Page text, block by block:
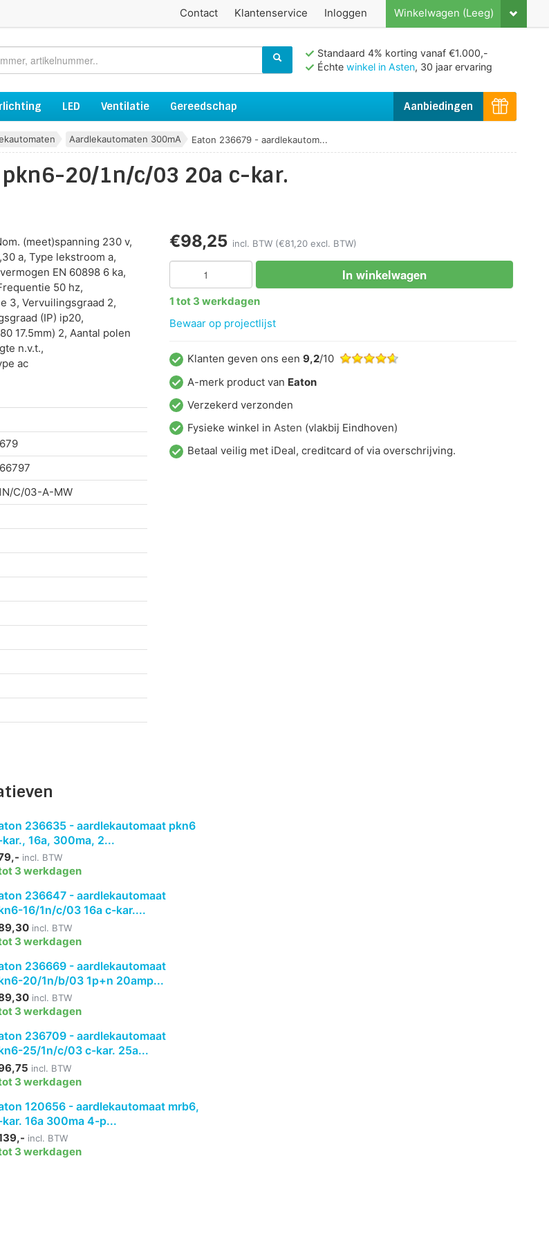
Winkelwagen (Leeg)
Inloggen
Klantenservice
Contact
Standaard 4% korting vanaf €1.000,-
Échte winkel in Asten, 30 jaar ervaring
LED Aanbiedingen
Ventilatie Gereedschap
Aardlekautomaten 300mA Eaton 236679 - aardlekautom...
20/1n/c/03 20a c-kar.
(meet)spanning 230 v,
a, Type lekstroom a,
EN 60898 6 ka,
50 hz,
3, Vervuilingsgraad 2,
(IP) ip20,
17.5mm) 2, Aantal polen
n.v.t.,
ac
C/03-A-MW
€98,25 incl. BTW (€81,20 excl. BTW)
In winkelwagen
1 tot 3 werkdagen
Bewaar op projectlijst
Klanten geven ons een 9,2/10
A-merk product van Eaton
Verzekerd verzonden
Fysieke winkel in Asten (vlakbij Eindhoven)
Betaal veilig met iDeal, creditcard of via overschrijving.
236635 - aardlekautomaat pkn6
kar., 16a, 300ma, 2...
incl. BTW
3 werkdagen
236647 - aardlekautomaat
16/1n/c/03 16a c-kar....
incl. BTW
3 werkdagen
236669 - aardlekautomaat
20/1n/b/03 1p+n 20amp...
incl. BTW
3 werkdagen
236709 - aardlekautomaat
25/1n/c/03 c-kar. 25a...
incl. BTW
3 werkdagen
120656 - aardlekautomaat mrb6,
kar. 16a 300ma 4-p...
incl. BTW
3 werkdagen